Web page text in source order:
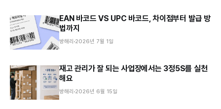
EAN 바코드 VS UPC 바코드, 차이점부터 발급 방
법까지
방해리 2026년 7월 1일
재고 관리가 잘 되는 사업장에서는 3정5S를 실천
해요
방해리 2026년 6월 15일